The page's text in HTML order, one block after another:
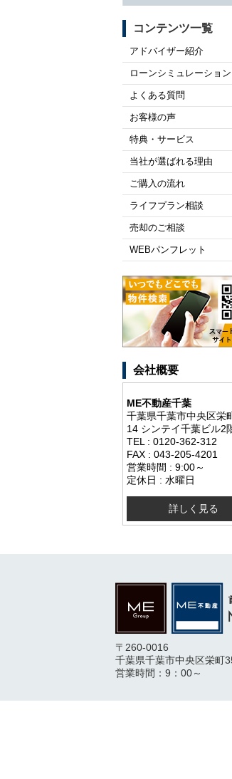
コンテンツ一覧
アドバイザー紹介
ローンシミュレーション
よくある質問
お客様の声
特典・サービス
当社が選ばれる理由
ご購入の流れ
ライフプラン相談
売却のご相談
WEBパンフレット
会社概要
ME不動産千葉
千葉県千葉市中央区栄
14 シンテイ千葉ビル2
TEL : 0120-362-312
FAX : 043-205-4201
営業時間 : 9:00～
定休日 : 水曜日
詳しく見る
〒260-0016
千葉県千葉市中央区栄町
営業時間：9：00～